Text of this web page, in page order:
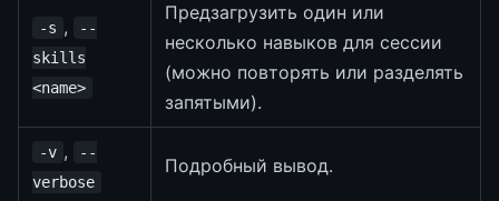
-s ,
--
skills
<name>
Предзагрузить один или
несколько навыков для сессии
(можно повторять или разделять
запятыми).
-v ,
--
verbose
Подробный вывод.